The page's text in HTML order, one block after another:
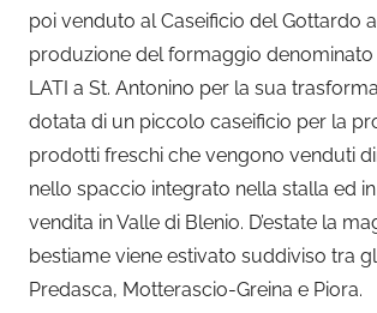
poi venduto al Caseificio del Gottardo
produzione del formaggio denominato
LATI a St. Antonino per la sua
dotata di un piccolo caseificio per la
prodotti freschi che vengono venduti
nello spaccio integrato nella stalla ed
vendita in Valle di Blenio. D’estate la
bestiame viene estivato suddiviso tra
Predasca, Motterascio-Greina e Piora.